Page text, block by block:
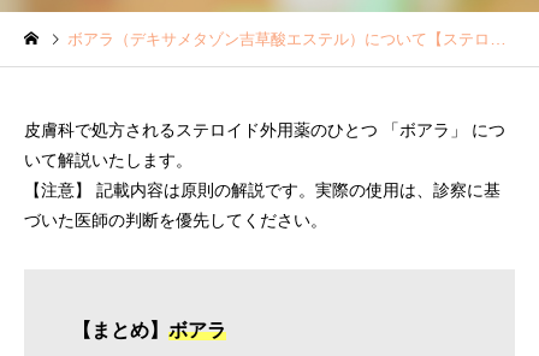
水虫（足白癬）を放置する
円形脱毛症になぜ「光
～エキシマライト（紫
ボアラ（デキサメタゾン吉草酸エステル）について【ステロイド外用薬】 – 東小金井うえだ皮ふ科
皮膚科で処方されるステロイド外用薬のひとつ 「ボアラ」 につ
いて解説いたします。
【注意】 記載内容は原則の解説です。実際の使用は、診察に基
づいた医師の判断を優先してください。
【まとめ】 ボアラ